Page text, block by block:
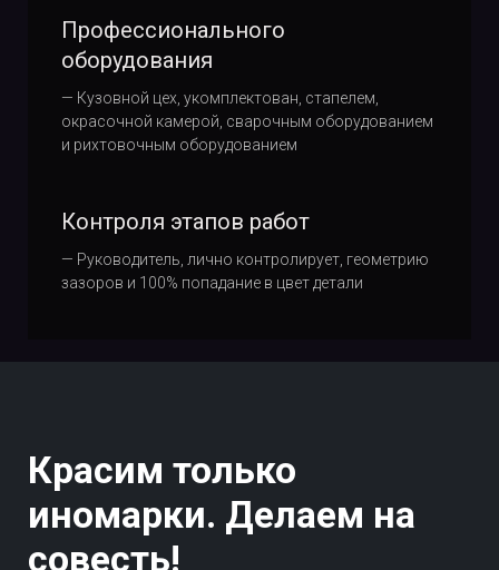
Профессионального
оборудования
— Кузовной цех, укомплектован, стапелем,
окрасочной камерой, сварочным оборудованием
и рихтовочным оборудованием
Контроля этапов работ
— Руководитель, лично контролирует, геометрию
зазоров и 100% попадание в цвет детали
Красим только
иномарки. Делаем на
совесть!